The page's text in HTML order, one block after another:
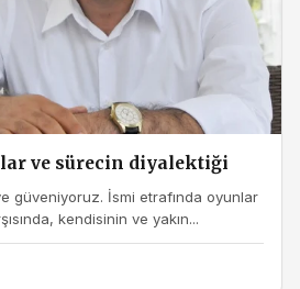
ve sürecin diyalektiği
güveniyoruz. İsmi etrafında oyunlar
kendisinin ve yakın...